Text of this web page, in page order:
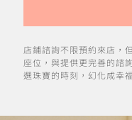
店鋪諮詢不限預約來店，
座位，與提供更完善的諮
選珠寶的時刻，幻化成幸